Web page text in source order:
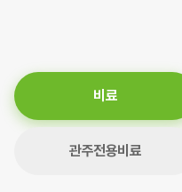
비료
관주전용비료